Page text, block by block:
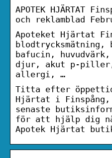
APOTEK HJÄRTAT
och reklamblad
Apoteket Hjärtat
blodtrycksmätning,
bafucin,
djur, akut p-piller,
allergi, …
Titta efter
Hjärtat i Finspång,
senaste
för att hjälp dig
Apotek Hjärtat